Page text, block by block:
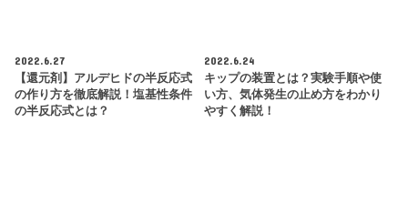
2022.6.27
【還元剤】アルデヒドの半反応式
の作り方を徹底解説！塩基性条件
の半反応式とは？
2022.6.24
キップの装置とは？実験手順や使
い方、気体発生の止め方をわかり
やすく解説！